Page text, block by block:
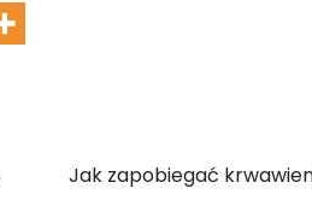
Jak zapobiegać